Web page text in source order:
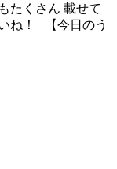
たくさん 載せて
ね！ 【今日のう